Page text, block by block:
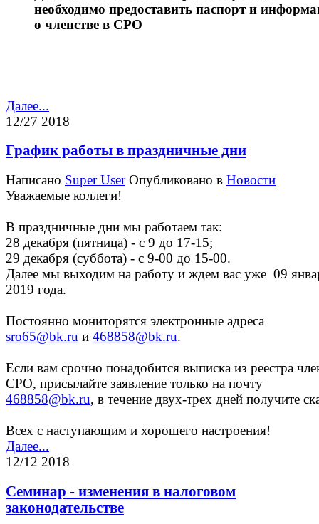
необходимо предоставить паспорт и
о членстве в СРО
Далее...
12/27 2018
График работы в праздничные дни
Написано Super User Опубликовано в Новости
Уважаемые коллеги!
В праздничные дни мы работаем так:
28 декабря (пятница) - с 9 до 17-15;
29 декабря (суббота) - с 9-00 до 15-00.
Далее мы выходим на работу и ждем вас уже 09
2019 года.
Постоянно мониторятся электронные адреса
sro65@bk.ru и 468858@bk.ru.
Если вам срочно понадобится выписка из реестра
СРО, присылайте заявление только на почту
468858@bk.ru, в течение двух-трех дней получите
Всех с наступающим и хорошего настроения!
Далее...
12/12 2018
Семинар - изменения в налоговом
законодательстве